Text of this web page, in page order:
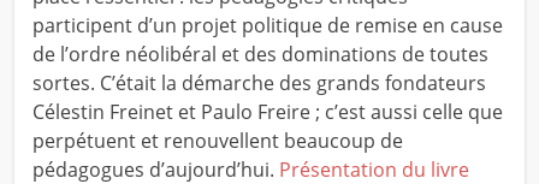
participent d’un projet politique de remise en cause
de l’ordre néolibéral et des dominations de toutes
sortes. C’était la démarche des grands fondateurs
Célestin Freinet et Paulo Freire ; c’est aussi celle que
perpétuent et renouvellent beaucoup de
pédagogues d’aujourd’hui. Présentation du livre